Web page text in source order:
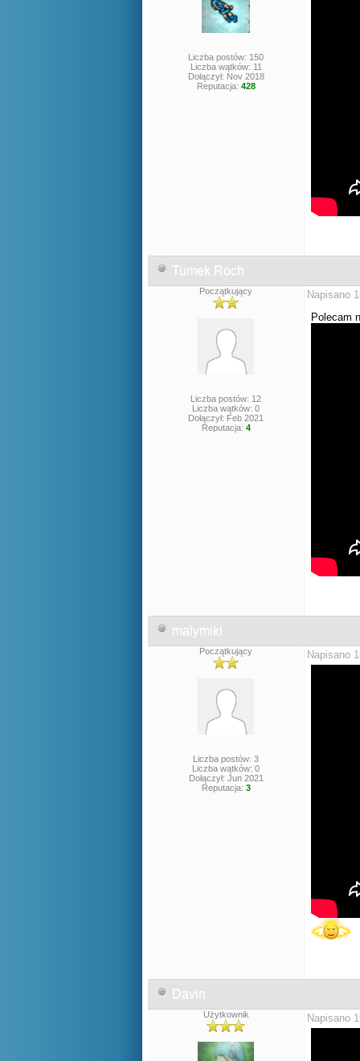
Liczba postów: 150
Liczba wątków: 11
Dołączył: Nov 2018
Reputacja: 428
Tumek Roch
Początkujący
Liczba postów: 12
Liczba wątków: 0
Dołączył: Feb 2021
Reputacja: 4
Napisano
Polecam
malymiki
Początkujący
Liczba postów: 3
Liczba wątków: 0
Dołączył: Jun 2021
Reputacja: 3
Napisano
Davin
Użytkownik Napisano